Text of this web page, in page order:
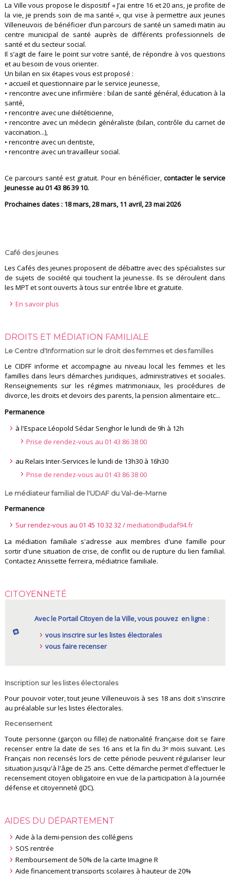
La Ville vous propose le dispositif « J’ai entre 16 et 20 ans, je profite de
la vie, je prends soin de ma santé », qui vise à permettre aux jeunes
Villeneuvois de bénéficier d’un parcours de santé un samedi matin au
centre municipal de santé auprès de différents professionnels de
santé et du secteur social.
Il s’agit de faire le point sur votre santé, de répondre à vos questions
et au besoin de vous orienter.
Un bilan en six étapes vous est proposé :
• accueil et questionnaire par le service jeunesse,
• rencontre avec une infirmière : bilan de santé général, éducation à la
santé,
• rencontre avec une diététicienne,
• rencontre avec un médecin généraliste (bilan, contrôle du carnet de
vaccination...),
• rencontre avec un dentiste,
• rencontre avec un travailleur social.
Ce parcours santé est gratuit. Pour en bénéficier, contacter le service
Jeunesse au 01 43 86 39 10.
Prochaines dates : 18 mars, 28 mars, 11 avril, 23 mai 2026
Café des jeunes
Les Cafés des jeunes proposent de débattre avec des spécialistes sur
de sujets de société qui touchent la jeunesse. Ils se déroulent dans
les MPT et sont ouverts à tous sur entrée libre et gratuite.
En savoir plus
DROITS ET MÉDIATION FAMILIALE
Le Centre d'Information sur le droit des femmes et des familles
Le CIDFF informe et accompagne au niveau local les femmes et les
familles dans leurs démarches juridiques, administratives et sociales.
Renseignements sur les régimes matrimoniaux, les procédures de
divorce, les droits et devoirs des parents, la pension alimentaire etc...
Permanence
à l'Espace Léopold Sédar Senghor le lundi de 9h à 12h
Prise de rendez-vous au 01 43 86 38 00
au Relais Inter-Services le lundi de 13h30 à 16h30
Prise de rendez-vous au 01 43 86 38 00
Le médiateur familial de l'UDAF du Val-de-Marne
Permanence
Sur rendez-vous au 01 45 10 32 32 /mediation@udaf94.fr
La médiation familiale s'adresse aux membres d'une famille pour
sortir d'une situation de crise, de conflit ou de rupture du lien familial.
Contactez Anissette ferreira, médiatrice familiale.
CITOYENNETÉ
Avec le Portail Citoyen de la Ville, vous pouvez en ligne :
vous inscrire sur les listes électorales
vous faire recenser
Inscription sur les listes électorales
Pour pouvoir voter, tout jeune Villeneuvois à ses 18 ans doit s'inscrire
au préalable sur les listes électorales.
Recensement
Toute personne (garçon ou fille) de nationalité française doit se faire
recenser entre la date de ses 16 ans et la fin du 3ᵉ mois suivant. Les
Français non recensés lors de cette période peuvent régulariser leur
situation jusqu'à l'âge de 25 ans. Cette démarche permet d'effectuer le
recensement citoyen obligatoire en vue de la participation à la journée
défense et citoyenneté (JDC).
AIDES DU DÉPARTEMENT
Aide à la demi-pension des collégiens
SOS rentrée
Remboursement de 50% de la carte Imagine R
Aide financement transports scolaires à hauteur de 20%